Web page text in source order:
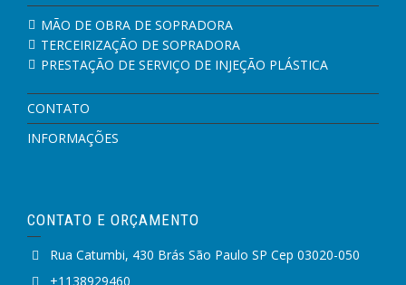
MÃO DE OBRA DE SOPRADORA
TERCEIRIZAÇÃO DE SOPRADORA
PRESTAÇÃO DE SERVIÇO DE INJEÇÃO PLÁSTICA
CONTATO
INFORMAÇÕES
CONTATO E ORÇAMENTO
Rua Catumbi, 430 Brás São Paulo SP Cep 03020-050
+1138929460